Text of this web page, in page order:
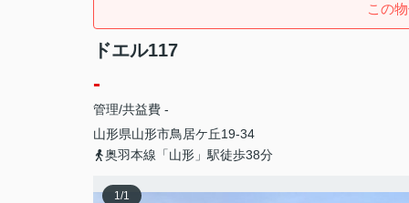
この
ドエル117
-
管理/共益費 -
山形県山形市鳥居ケ丘19-34
奥羽本線「山形」駅徒歩38分
1/1